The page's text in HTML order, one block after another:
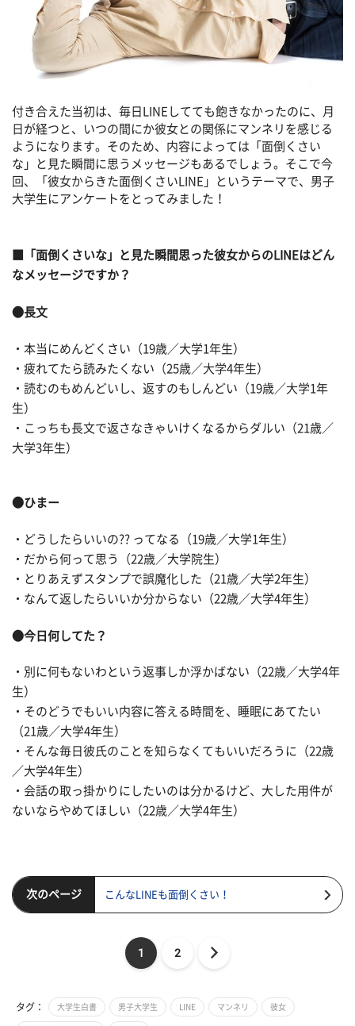
付き合えた当初は、毎日LINEしてても飽きなかったのに、月
日が経つと、いつの間にか彼女との関係にマンネリを感じる
ようになります。そのため、内容によっては「面倒くさい
な」と見た瞬間に思うメッセージもあるでしょう。そこで今
回、「彼女からきた面倒くさいLINE」というテーマで、男子
大学生にアンケートをとってみました！
■「面倒くさいな」と見た瞬間思った彼女からのLINEはどん
なメッセージですか？
●長文
・本当にめんどくさい（19歳／大学1年生）
・疲れてたら読みたくない（25歳／大学4年生）
・読むのもめんどいし、返すのもしんどい（19歳／大学1年
生）
・こっちも長文で返さなきゃいけくなるからダルい（21歳／
大学3年生）
●ひまー
・どうしたらいいの?? ってなる（19歳／大学1年生）
・だから何って思う（22歳／大学院生）
・とりあえずスタンプで誤魔化した（21歳／大学2年生）
・なんて返したらいいか分からない（22歳／大学4年生）
●今日何してた？
・別に何もないわという返事しか浮かばない（22歳／大学4年
生）
・そのどうでもいい内容に答える時間を、睡眠にあてたい
（21歳／大学4年生）
・そんな毎日彼氏のことを知らなくてもいいだろうに（22歳
／大学4年生）
・会話の取っ掛かりにしたいのは分かるけど、大した用件が
ないならやめてほしい（22歳／大学4年生）
次のページ こんなLINEも面倒くさい！
1 2
タグ： 大学生白書 男子大学生 LINE マンネリ 彼女